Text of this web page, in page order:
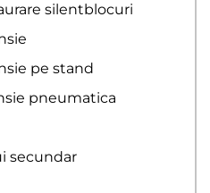
silentblocuri
pe stand
pneumatica
secundar